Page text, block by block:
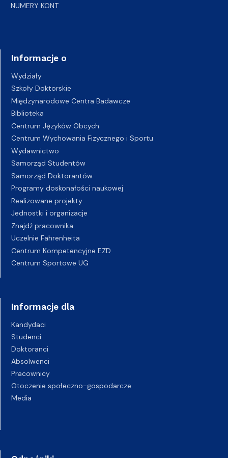
NUMERY KONT
Informacje o
Wydziały
Szkoły Doktorskie
Międzynarodowe Centra Badawcze
Biblioteka
Centrum Języków Obcych
Centrum Wychowania Fizycznego i Sportu
Wydawnictwo
Samorząd Studentów
Samorząd Doktorantów
Programy doskonałości naukowej
Realizowane projekty
Jednostki i organizacje
Znajdź pracownika
Uczelnie Fahrenheita
Centrum Kompetencyjne EZD
Centrum Sportowe UG
Informacje dla
Kandydaci
Studenci
Doktoranci
Absolwenci
Pracownicy
Otoczenie społeczno-gospodarcze
Media